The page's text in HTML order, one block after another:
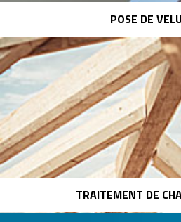
POSE DE
TRAITEMENT DE